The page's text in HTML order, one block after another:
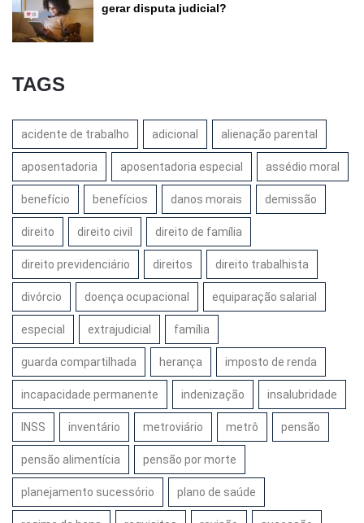
gerar disputa judicial?
TAGS
acidente de trabalho adicional alienação parental
aposentadoria aposentadoria especial assédio moral
benefício benefícios danos morais demissão
direito direito civil direito de família
direito previdenciário direitos direito trabalhista
divórcio doença ocupacional equiparação salarial
especial extrajudicial família
guarda compartilhada herança imposto de renda
incapacidade permanente indenização insalubridade
INSS inventário metroviário metrô pensão
pensão alimentícia pensão por morte
planejamento sucessório plano de saúde